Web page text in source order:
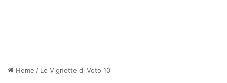
Home / Le Vignette di Voto 10